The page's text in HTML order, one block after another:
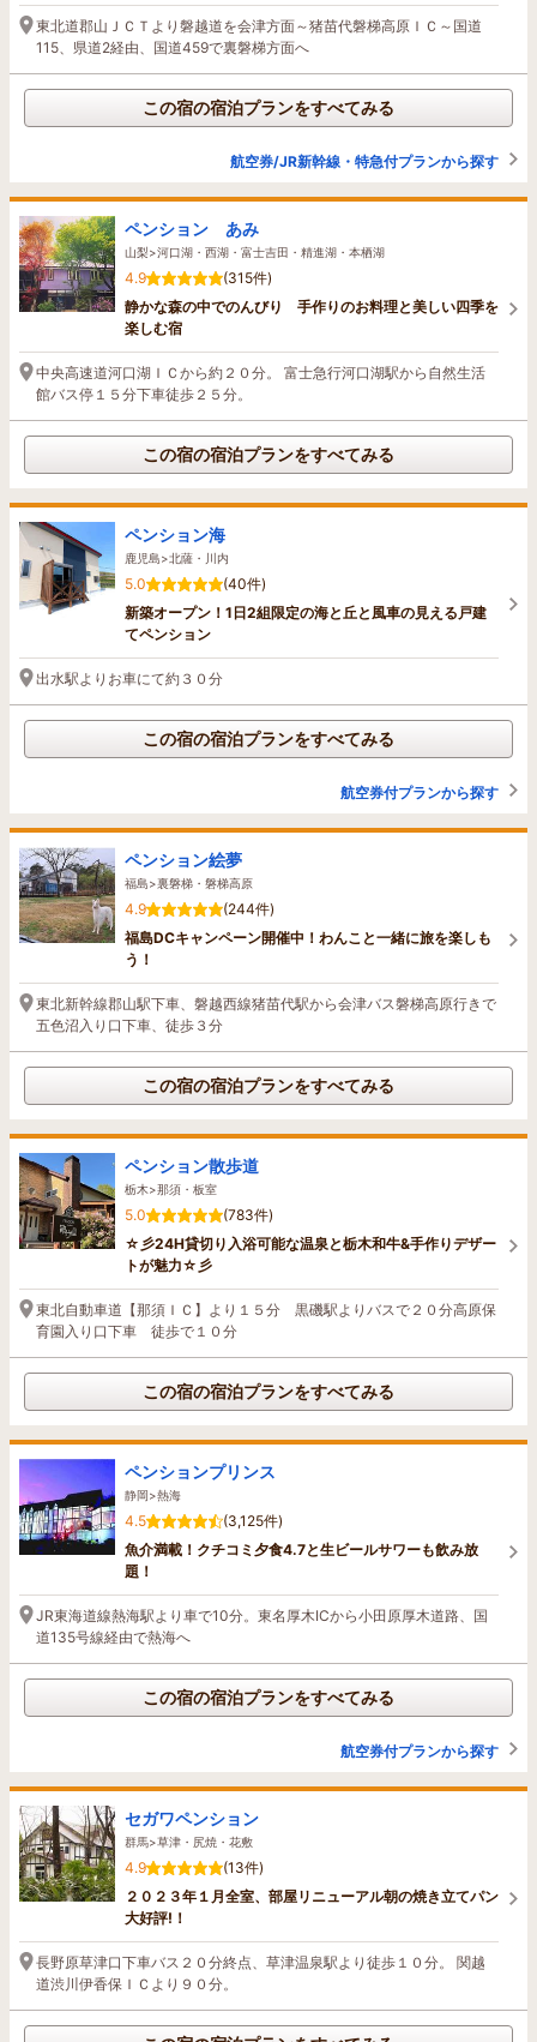
東北道郡山ＪＣＴより磐越道を会津方面～猪苗代磐梯高原ＩＣ～国道
115、県道2経由、国道459で裏磐梯方面へ
この宿の宿泊プランをすべてみる
航空券/JR新幹線・特急付プランから探す
ペンション あみ
山梨>河口湖・西湖・富士吉田・精進湖・本栖湖
4.9
(315件)
静かな森の中でのんびり 手作りのお料理と美しい四季を
楽しむ宿
中央高速道河口湖ＩＣから約２０分。 富士急行河口湖駅から自然生活
館バス停１５分下車徒歩２５分。
この宿の宿泊プランをすべてみる
ペンション海
鹿児島>北薩・川内
5.0
(40件)
新築オープン！1日2組限定の海と丘と風車の見える戸建
てペンション
出水駅よりお車にて約３０分
この宿の宿泊プランをすべてみる
航空券付プランから探す
ペンション絵夢
福島>裏磐梯・磐梯高原
4.9
(244件)
福島DCキャンペーン開催中！わんこと一緒に旅を楽しも
う！
東北新幹線郡山駅下車、磐越西線猪苗代駅から会津バス磐梯高原行きで
五色沼入り口下車、徒歩３分
この宿の宿泊プランをすべてみる
ペンション散歩道
栃木>那須・板室
5.0
(783件)
☆彡24H貸切り入浴可能な温泉と栃木和牛&手作りデザー
トが魅力☆彡
東北自動車道【那須ＩＣ】より１５分 黒磯駅よりバスで２０分高原保
育園入り口下車 徒歩で１０分
この宿の宿泊プランをすべてみる
ペンションプリンス
静岡>熱海
4.5
(3,125件)
魚介満載！クチコミ夕食4.7と生ビールサワーも飲み放
題！
JR東海道線熱海駅より車で10分。東名厚木ICから小田原厚木道路、国
道135号線経由で熱海へ
この宿の宿泊プランをすべてみる
航空券付プランから探す
セガワペンション
群馬>草津・尻焼・花敷
4.9
(13件)
２０２３年１月全室、部屋リニューアル朝の焼き立てパン
大好評!！
長野原草津口下車バス２０分終点、草津温泉駅より徒歩１０分。 関越
道渋川伊香保ＩＣより９０分。